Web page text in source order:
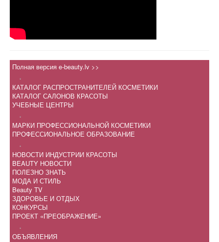
Полная версия e-beauty.lv >>
.
КАТАЛОГ РАСПРОСТРАНИТЕЛЕЙ КОСМЕТИКИ
КАТАЛОГ САЛОНОВ КРАСОТЫ
УЧЕБНЫЕ ЦЕНТРЫ
.
МАРКИ ПРОФЕССИОНАЛЬНОЙ КОСМЕТИКИ
ПРОФЕССИОНАЛЬНОЕ ОБРАЗОВАНИЕ
.
НОВОСТИ ИНДУСТРИИ КРАСОТЫ
BEAUTY НОВОСТИ
ПОЛЕЗНО ЗНАТЬ
МОДА И СТИЛЬ
Beauty TV
ЗДОРОВЬЕ И ОТДЫХ
КОНКУРСЫ
ПРОЕКТ «ПРЕОБРАЖЕНИЕ»
.
ОБЪЯВЛЕНИЯ